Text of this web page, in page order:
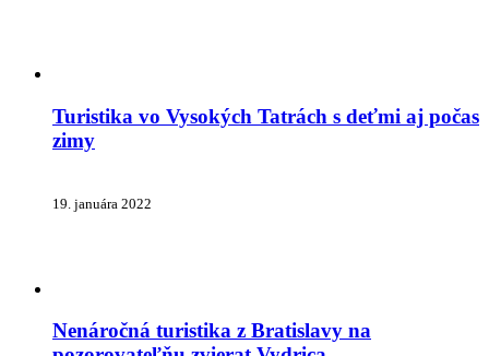
Turistika vo Vysokých Tatrách s deťmi aj počas
zimy
19. januára 2022
Nenáročná turistika z Bratislavy na